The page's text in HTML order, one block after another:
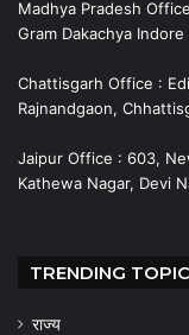
Madhya Pradesh
Gram Dakachya
Chattisgarh Office :
Rajnandgaon,
Jaipur Office : 603,
Kathewa Nagar, Devi
TRENDING
राज्य